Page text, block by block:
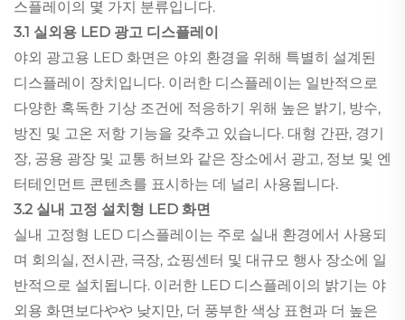
스플레이의 몇 가지 분류입니다.
3.1 실외용 LED 광고 디스플레이
야외 광고용 LED 화면은 야외 환경을 위해 특별히 설계된
디스플레이 장치입니다. 이러한 디스플레이는 일반적으로
다양한 혹독한 기상 조건에 적응하기 위해 높은 밝기, 방수,
방진 및 고온 저항 기능을 갖추고 있습니다. 대형 간판, 경기
장, 공용 광장 및 교통 허브와 같은 장소에서 광고, 정보 및 엔
터테인먼트 콘텐츠를 표시하는 데 널리 사용됩니다.
3.2 실내 고정 설치형 LED 화면
실내 고정형 LED 디스플레이는 주로 실내 환경에서 사용되
며 회의실, 전시관, 극장, 쇼핑센터 및 대규모 행사 장소에 일
반적으로 설치됩니다. 이러한 LED 디스플레이의 밝기는 야
외용 화면보다やや 낮지만, 더 풍부한 색상 표현과 더 높은